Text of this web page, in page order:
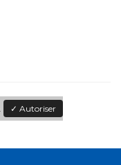
✓ Autoriser